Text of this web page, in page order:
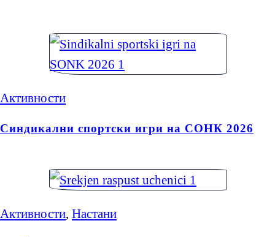
Активности
Синдикални спортски игри на СОНК 2026
Активности, Настани